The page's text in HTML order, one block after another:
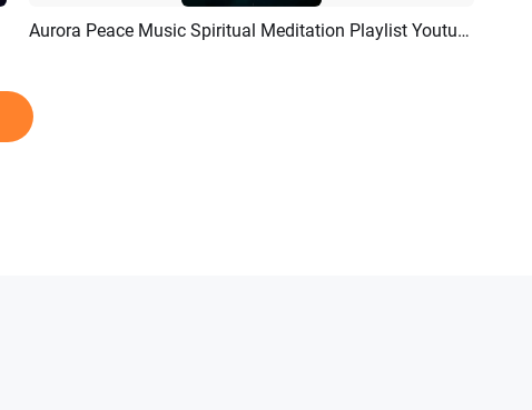
Previsualizar Crear IA Aurora Peace Music Spiritual Meditation Playlist Youtube Short Tiktok Reel